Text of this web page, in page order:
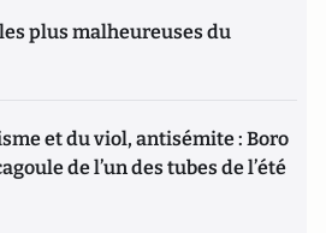
plus malheureuses du
et du viol, antisémite : Boro
de l’un des tubes de l’été